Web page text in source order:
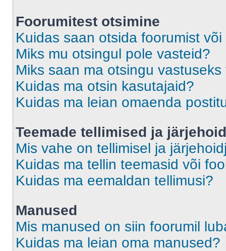
Foorumitest otsimine
Kuidas saan otsida foorumist
Miks mu otsingul pole vasteid?
Miks saan ma otsingu
Kuidas ma otsin kasutajaid?
Kuidas ma leian omaenda
Teemade tellimised ja
Mis vahe on tellimisel ja
Kuidas ma tellin teemasid või
Kuidas ma eemaldan tellimusi?
Manused
Mis manused on siin foorumil
Kuidas ma leian oma manused?